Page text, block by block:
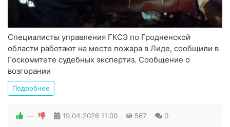
Специалисты управления ГКСЭ по Гродненской
области работают на месте пожара в Лиде, сообщили в
Госкомитете судебных экспертиз. Сообщение о
возгорании
Подробнее
— 19.04.2026 11:00 567 0